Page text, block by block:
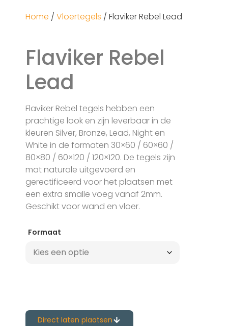
Home / Vloertegels / Flaviker Rebel Lead
Flaviker Rebel
Lead
Flaviker Rebel tegels hebben een
prachtige look en zijn leverbaar in de
kleuren Silver, Bronze, Lead, Night en
White in de formaten 30×60 / 60×60 /
80×80 / 60×120 / 120×120. De tegels zijn
mat naturale uitgevoerd en
gerectificeerd voor het plaatsen met
een extra smalle voeg vanaf 2mm.
Geschikt voor wand en vloer.
Formaat
Direct laten plaatsen